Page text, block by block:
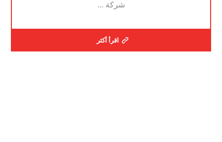
شركة ...
اقرأ أكثر